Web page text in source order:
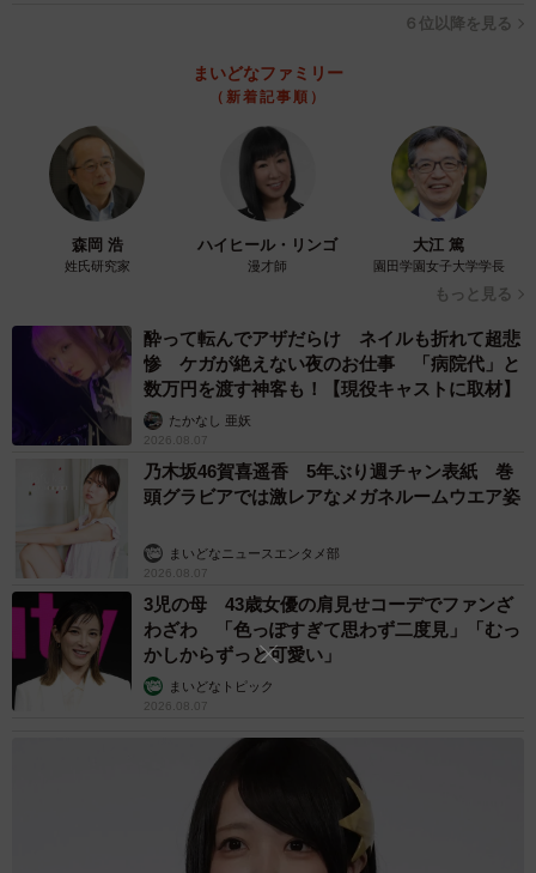
６位以降を見る
まいどなファミリー
（新着記事順）
森岡 浩
姓氏研究家
ハイヒール・リンゴ
漫才師
大江 篤
園田学園女子大学学長
もっと見る
酔って転んでアザだらけ ネイルも折れて超悲
惨 ケガが絶えない夜のお仕事 「病院代」と
数万円を渡す神客も！【現役キャストに取材】
たかなし 亜妖
2026.08.07
乃木坂46賀喜遥香 5年ぶり週チャン表紙 巻
頭グラビアでは激レアなメガネルームウエア姿
まいどなニュースエンタメ部
2026.08.07
3児の母 43歳女優の肩見せコーデでファンざ
わざわ 「色っぽすぎて思わず二度見」「むっ
かしからずっと可愛い」
まいどなトピック
2026.08.07